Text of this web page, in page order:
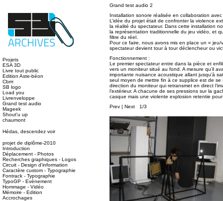
Projets
ESA 3D
Livre tout public
Edition Aste-béon
Cbrrr
SB logo
Load you
Livrenveloppe
Grand test audio
Mageek
Shout'u up
chaumont
Hédas, descendez voir
projet de diplôme-2010
Introduction
Déplacement - Photos
Recherches graphiques - Logos
Circuit - Design d'information
Caractère custom - Typographie
Fontrack - Typographie
TypoGP - Evènement
Hommage - Vidéo
Mémoire - Edition
Accrochages
Grand test audio 2
Installation sonore réalisée en collaboration
L’idée du projet était de confronter la violence
la réalité du spectateur. Dans cette installation
la représentation traditionnelle du jeu vidéo, et
filtre du réel.
Pour ce faire, nous avons mis en place un «
spectateur devient tour à tour déclencheur ou
Fonctionnement :
Le premier spectateur entre dans la pièce et
vers un moniteur situé au fond. A mesure qu’il
importante nuisance acoustique allant jusqu’à
seul moyen de mettre fin à ce supplice est de se
direction du moniteur qui retransmet en direct
l’extérieur. A chacune de ses pressions sur la
casque mais une violente explosion retentie
Prev | Next 1/3